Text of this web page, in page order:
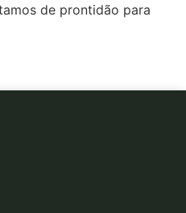
de prontidão para